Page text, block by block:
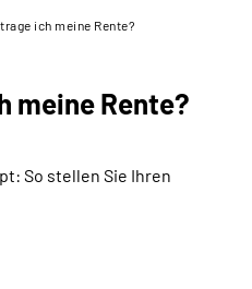
ich meine Rente?
meine Rente?
So stellen Sie Ihren